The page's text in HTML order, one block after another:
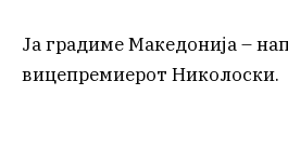
Ја градиме Македонија –
вицепремиерот Николоски.